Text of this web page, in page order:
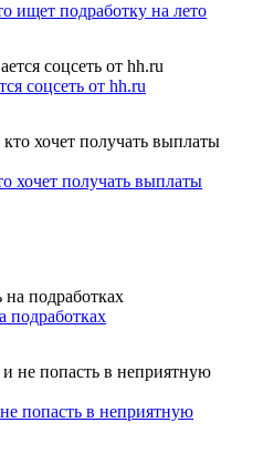
ищет подработку на лето
соцсеть от hh.ru
хочет получать выплаты
подработках
попасть в неприятную